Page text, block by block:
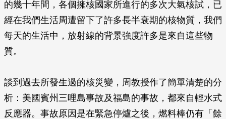
的幾十年間，各個擁核國家所進行的多次大氣核試，已
經在我們生活周遭留下了許多長半衰期的核物質，我們
每天的生活中，放射線的背景強度許多是來自這些物
質。
談到過去所發生過的核災變，周教授作了簡單清楚的分
析：美國賓州三哩島事故及福島的事故，都來自輕水式
反應器。事故原因是在緊急停爐之後，燃料棒仍有「餘